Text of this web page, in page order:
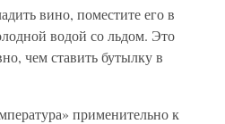
вино, поместите его в
водой со льдом. Это
чем ставить бутылку в
применительно к